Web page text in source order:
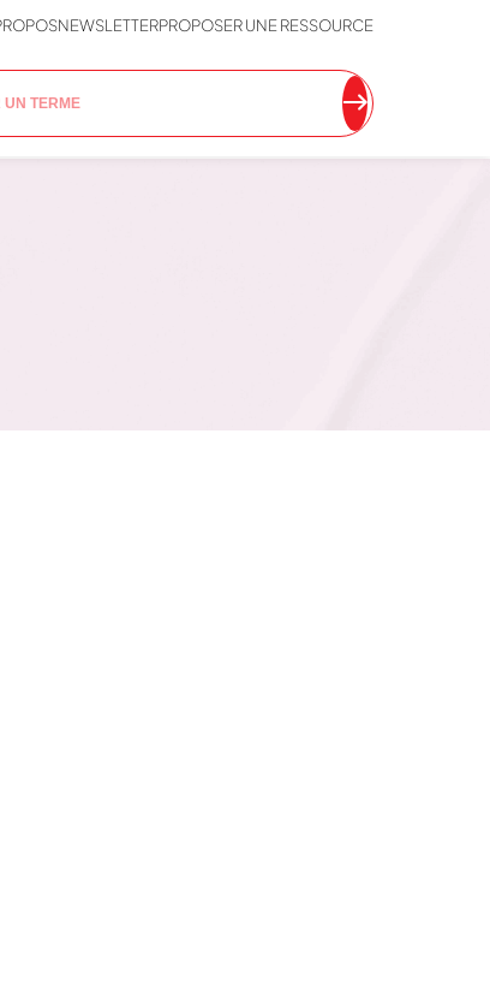
NEWSLETTERPROPOSER UNE RESSOURCE